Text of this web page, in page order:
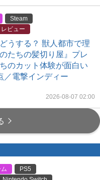
Steam
レビュー
うする？ 獣人都市で理
たちの髪切り屋』プレ
のカット体験が面白い
／電撃インディー
2026-08-07 02:00
PS5